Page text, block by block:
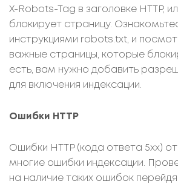
X-Robots-Tag в заголовке HTTP,
блокирует страницу.
инструкциями robots.txt, и
важные страницы, которые
есть, вам нужно добавить
для включения индексации.
Ошибки HTTP
Ошибки HTTP (кода ответа 5хх)
многие ошибки индексации.
на наличие таких ошибок